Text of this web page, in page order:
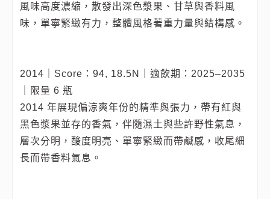
風味高度濃縮，散發出深色漿果、甘草與香料風
味，單寧緊緻有力，整體風格著重力量與結構感。
2014｜Score：94, 18.5N｜適飲期：2025–2035
｜限量 6 瓶
2014 年展現偏涼爽年份的精準與張力，帶有紅與
黑色漿果並存的香氣，伴隨濕土與些許野性氣息，
層次分明，酸度明亮、單寧緊緻而帶鹹感，收尾細
長而帶香料氣息。